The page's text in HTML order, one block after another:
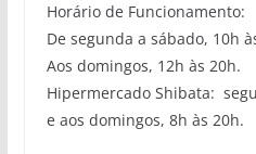
Horário de Funcionamento:
De segunda a sábado, 10h
Aos domingos, 12h às 20h.
Hipermercado Shibata:
e aos domingos, 8h às 20h.